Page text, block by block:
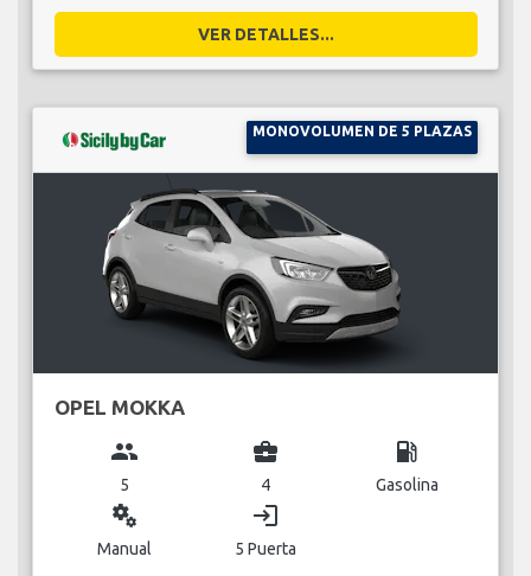
VER DETALLES...
MONOVOLUMEN DE 5 PLAZAS
OPEL MOKKA
group
5
business_center
4
local_gas_station
Gasolina
miscellaneous_services
Manual
login
5 Puerta